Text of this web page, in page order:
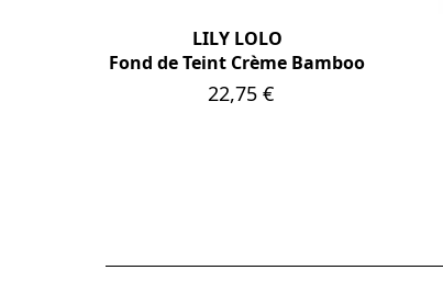
LILY LOLO
Fond de Teint Crème Bamboo
Prix
22,75 €